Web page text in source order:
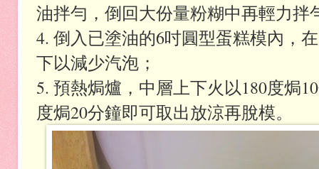
油拌勻，倒回大份量粉糊中再輕力拌
4. 倒入已塗油的6吋圓型蛋糕模內，
下以減少汽泡；
5. 預熱焗爐，中層上下火以180度焗
度焗20分鐘即可取出放涼再脫模。